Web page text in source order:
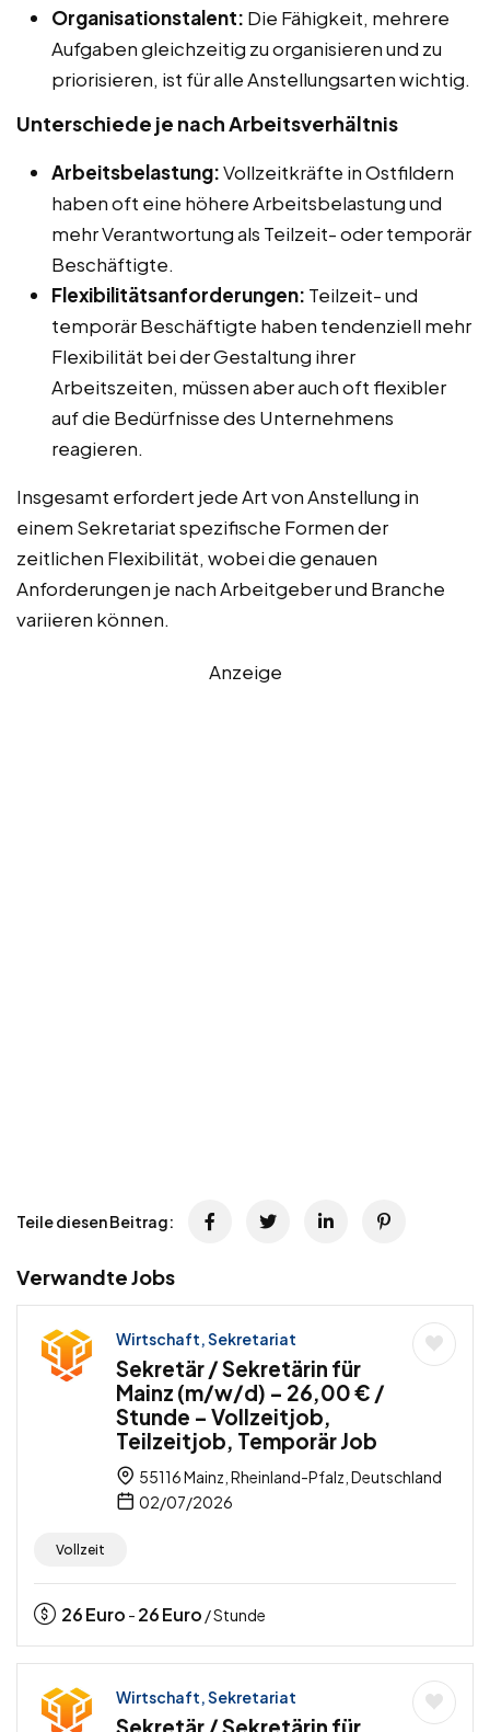
Organisationstalent: Die Fähigkeit, mehrere
Aufgaben gleichzeitig zu organisieren und zu
priorisieren, ist für alle Anstellungsarten wichtig.
Unterschiede je nach Arbeitsverhältnis
Arbeitsbelastung:Vollzeitkräfte in Ostfildern
haben oft eine höhere Arbeitsbelastung und
mehr Verantwortung als Teilzeit- oder temporär
Beschäftigte.
Flexibilitätsanforderungen: Teilzeit- und
temporär Beschäftigte haben tendenziell mehr
Flexibilität bei der Gestaltung ihrer
Arbeitszeiten, müssen aber auch oft flexibler
auf die Bedürfnisse des Unternehmens
reagieren.
Insgesamt erfordert jede Art von Anstellung in
einem Sekretariat spezifische Formen der
zeitlichen Flexibilität, wobei die genauen
Anforderungen je nach Arbeitgeber und Branche
variieren können.
Anzeige
Teile diesen Beitrag:
Verwandte Jobs
Wirtschaft, Sekretariat
Sekretär / Sekretärin für
Mainz (m/w/d) – 26,00 € /
Stunde – Vollzeitjob,
Teilzeitjob, Temporär Job
55116 Mainz, Rheinland-Pfalz, Deutschland
02/07/2026
Vollzeit
26Euro - 26Euro / Stunde
Wirtschaft, Sekretariat
Sekretär / Sekretärin für